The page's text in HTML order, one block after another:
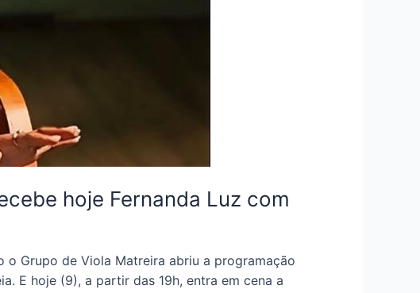
hoje Fernanda Luz com
o Grupo de Viola Matreira abriu a programação
E hoje (9), a partir das 19h, entra em cena a